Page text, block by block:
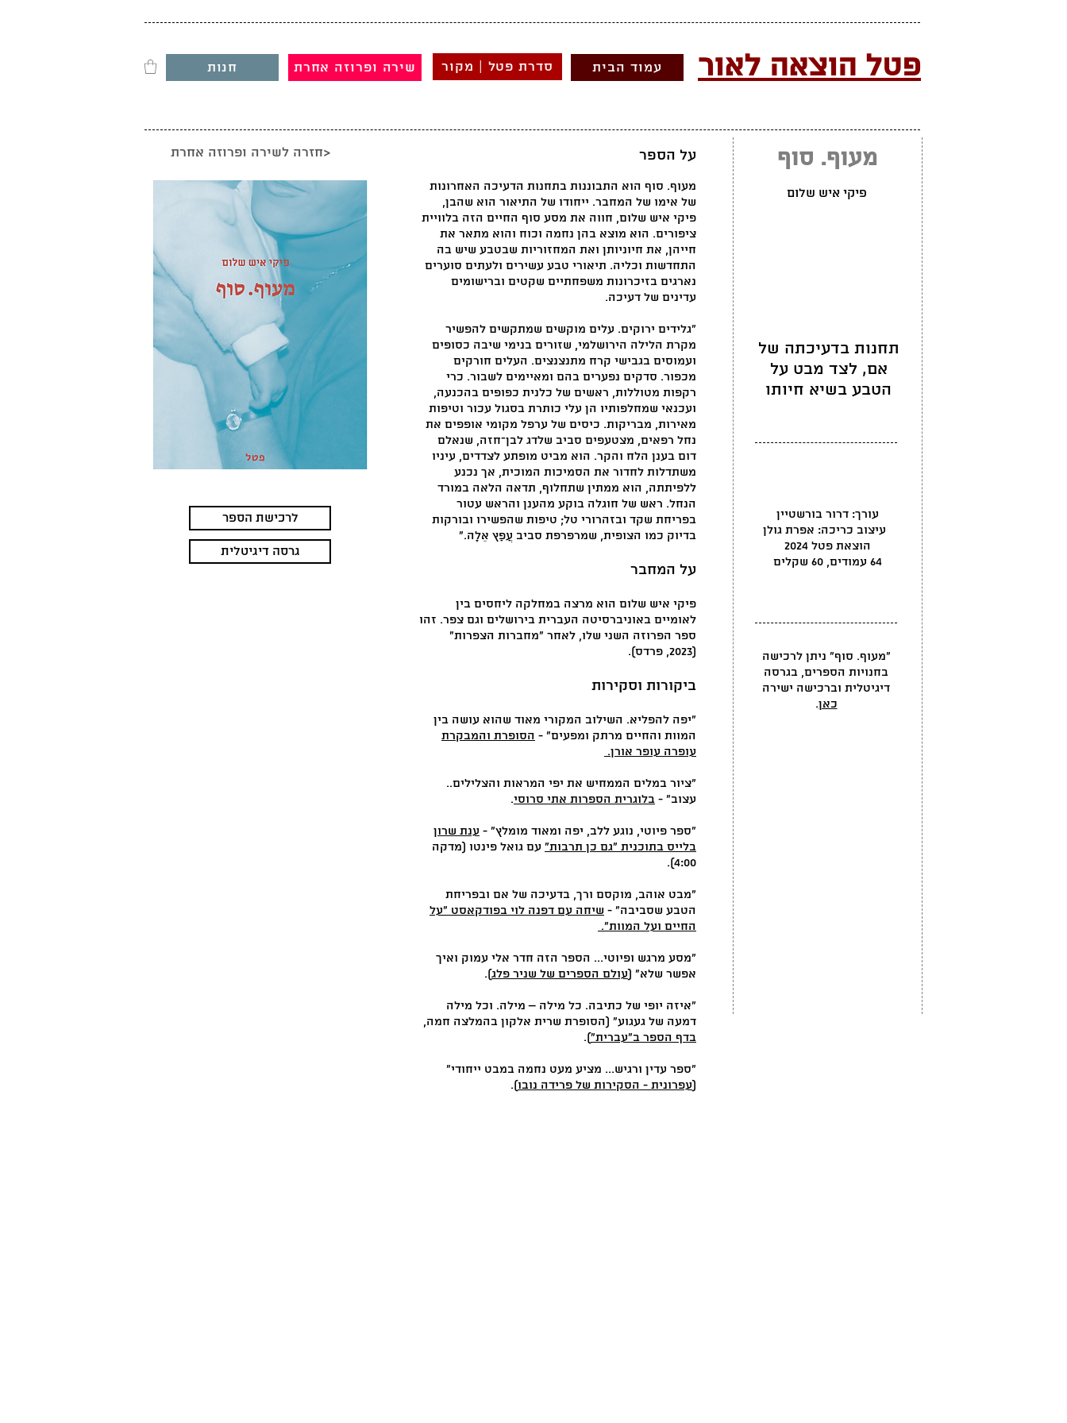
חנות שירה ופרוזה אחרת סדרת פטל | מקור עמוד הבית פטל הוצאה לאור
חזרה לשירה ופרוזה אחרת>
לרכישת הספר
גרסה דיגיטלית
על הספר
מעוף. סוף הוא התבוננות בתחנות הדעיכה האחרונות
של אימו של המחבר. ייחודו של התיאור הוא שהבן,
פיקי איש שלום, חווה את מסע סוף החיים הזה בלוויית
ציפורים. הוא מוצא בהן נחמה וכוח והוא מתאר את
חייהן, את חיוניותן ואת המחזוריות שבטבע שיש בה
התחדשות וכליה. תיאורי טבע עשירים ולעתים סוערים
נארגים בזיכרונות משפחתיים שקטים וברישומים
עדינים של דעיכה.
"גלידים ירוקים. עלים מוקשים שמתקשים להפשיר
מקרת הלילה הירושלמי, שזורים בנימי שיבה כסופים
ועמוסים בגבישי קרח מתנצנצים. העלים חורקים
מכפור. סדקים נפערים בהם ומאיימים לשבור. כרי
רקפות מטוללות, ראשים של כלנית כפופים בהכנעה,
ועכנאי שמחלפותיו הן עלי כותרת בסגול עכור וטיפות
מאירות, מבריקות. כיסים של ערפל מקומי אופפים את
נחל רפאים, מצטעפים סביב שלדג לבן־חזה, שנאלם
דום בענן הלח והקר. הוא מביט מופתע לצדדים, עיניו
משתדלות לחדור את הסמיכות המוכית, אך נכנע
ללפיתתה, הוא ממתין שתחלוף, תדאה הלאה במורד
הנחל. ראש של חוגלה בוקע מהענן והראש עטור
בפריחת שקד ובזהרורי טל; טיפות שהפשירו ובורקות
בדיוק כמו הצופית, שמרפרפת סביב עֲפַץ אֵלָה."
על המחבר​​
פיקי איש שלום הוא מרצה במחלקה ליחסים בין
לאומיים באוניברסיטה העברית בירושלים וגם צפר. זהו
ספר הפרוזה השני שלו, לאחר "מחברות הצפרות"
(2023, פרדס).
ביקורות וסקירות
"יפה להפליא. השילוב המקורי מאוד שהוא עושה בין
המוות והחיים מרתק ומפעים" - הסופרת והמבקרת
עופרה עופר אורן.
"ציור במלים הממחיש את יפי המראות והצלילים..
עצוב" - בלוגרית הספרות אתי סרוסי.
"ספר פיוטי, נוגע ללב, יפה ומאוד מומלץ" - ענת שרון
בלייס בתוכנית "גם כן תרבות" עם גואל פינטו (מדקה
4:00).
"מבט אוהב, מוקסם ורך, בדעיכה של אם ובפריחת
הטבע שסביבה" - שיחה עם דפנה לוי בפודקאסט "על
החיים ועל המוות".
"מסע מרגש ופיוטי... הספר הזה חדר אלי עמוק ואיך
אפשר שלא" (עולם הספרים של שניר פלג).
"איזה יופי של כתיבה. כל מילה – מילה. וכל מילה
דמעה של געגוע" (הסופרת שרית אלקון בהמלצה חמה,
בדף הספר ב"עברית").
"ספר עדין ורגיש... מציע מעט נחמה במבט ייחודי"
(עפרונית - הסקירות של פרידה נובו).
מעוף. סוף
פיקי איש שלום
תחנות בדעיכתה של
אם, לצד מבט על
הטבע בשיא חיותו
עורך: דרור בורשטיין
הוצאת פטל 2024
64 עמודים, 60 שקלים
"מעוף. סוף" ניתן לרכישה
בחנויות הספרים, בגרסה
דיגיטלית וברכישה ישירה
כאן.